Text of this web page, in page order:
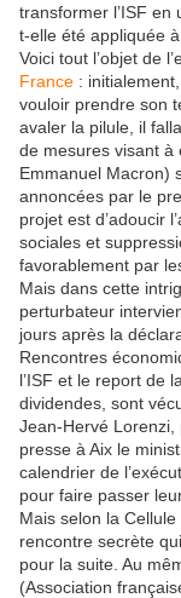
transformer l’ISF
t-elle été appliquée
Voici tout l’objet de
France :
vouloir prendre son
avaler la pilule, il
de mesures visant à
Emmanuel Macron)
annoncées par le
projet est d’adoucir
sociales et
favorablement par
Mais dans cette
perturbateur
jours après la
Rencontres
l’ISF et le report de
dividendes, sont
Jean-Hervé Lorenzi,
presse à Aix le
calendrier de
pour faire passer
Mais selon la Cellule
rencontre secrète
pour la suite. Au
(Association